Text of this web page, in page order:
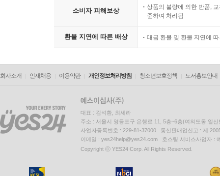
소비자 피해보상
상품의 불량에 의한 반품,
준하여 처리됨
환불 지연에 따른 배상 대금 환불 및 환불 지연에
회사소개 인재채용 이용약관 개인정보처리방침 청소년보호정책 도서홍보안내
대표 : 김석환, 최세라
주소 : 서울시 영등포구 은행로 11, 5층~6층(여의도동,일신
사업자등록번호 : 229-81-37000 통신판매업신고 : 제
이메일 : yes24help@yes24.com 호스팅 서비스사업자 :
Copyright ⓒ YES24 Corp. All Rights Reserved.